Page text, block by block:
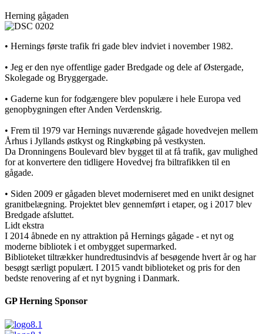
Herning gågaden
• Hernings første trafik fri gade blev indviet i november 1982.
• Jeg er den nye offentlige gader Bredgade og dele af Østergade,
Skolegade og Bryggergade.
• Gaderne kun for fodgængere blev populære i hele Europa ved
genopbygningen efter Anden Verdenskrig.
• Frem til 1979 var Hernings nuværende gågade hovedvejen mellem
Århus i Jyllands østkyst og Ringkøbing på vestkysten.
Da Dronningens Boulevard blev bygget til at få trafik, gav mulighed
for at konvertere den tidligere Hovedvej fra biltrafikken til en
gågade.
• Siden 2009 er gågaden blevet moderniseret med en unikt designet
granitbelægning. Projektet blev gennemført i etaper, og i 2017 blev
Bredgade afsluttet.
Lidt ekstra
I 2014 åbnede en ny attraktion på Hernings gågade - et nyt og
moderne bibliotek i et ombygget supermarked.
Biblioteket tiltrækker hundredtusindvis af besøgende hvert år og har
besøgt særligt populært. I 2015 vandt biblioteket og pris for den
bedste renovering af et nyt bygning i Danmark.
GP Herning Sponsor